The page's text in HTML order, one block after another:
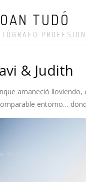
TUDÓ
& Judith
amaneció
entorno…